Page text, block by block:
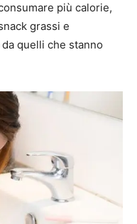
più calorie,
grassi e
quelli che stanno